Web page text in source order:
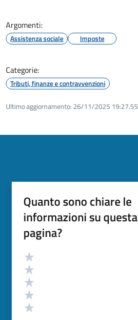
Argomenti:
Assistenza sociale Imposte
Categorie:
Tributi, finanze e contravvenzioni
Ultimo aggiornamento: 26/11/2025 19:27.55
Quanto sono chiare le
informazioni su questa
pagina?
Valutazione